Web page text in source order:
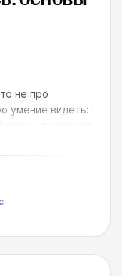
не про
умение видеть:
это умение
от той,